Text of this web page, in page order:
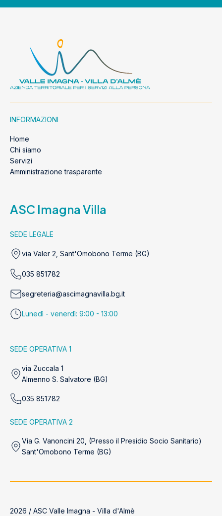
INFORMAZIONI
Home
Chi siamo
Servizi
Amministrazione trasparente
ASC Imagna Villa
SEDE LEGALE
via Valer 2, Sant'Omobono Terme (BG)
035 851782
segreteria@ascimagnavilla.bg.it
Lunedì - venerdì: 9:00 - 13:00
SEDE OPERATIVA 1
via Zuccala 1
Almenno S. Salvatore (BG)
035 851782
SEDE OPERATIVA 2
Via G. Vanoncini 20, (Presso il Presidio Socio Sanitario)
Sant'Omobono Terme (BG)
2026 / ASC Valle Imagna - Villa d'Almè